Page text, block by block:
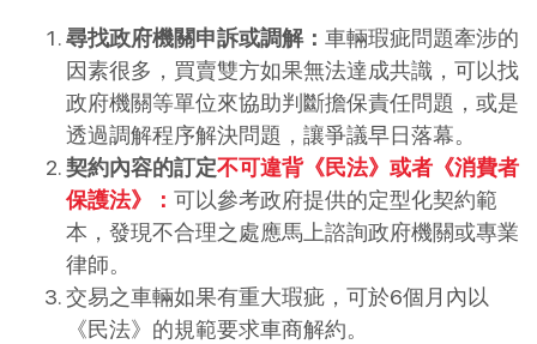
尋找政府機關申訴或調解： 車輛瑕疵問題牽涉的
因素很多，買賣雙方如果無法達成共識，可以找
政府機關等單位來協助判斷擔保責任問題，或是
透過調解程序解決問題，讓爭議早日落幕。
契約內容的訂定不可違背《民法》或者《消費者
保護法》： 可以參考政府提供的定型化契約範
本，發現不合理之處應馬上諮詢政府機關或專業
律師。
交易之車輛如果有重大瑕疵，可於6個月內以
《民法》的規範要求車商解約。